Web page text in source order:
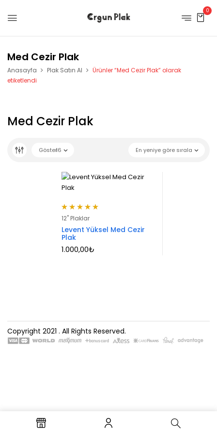
0
Med Cezir Plak
Anasayfa Plak Satın Al
Ürünler “Med Cezir Plak” olarak
etiketlendi
Med Cezir Plak
En yeniye göre sırala
Göster16
5 üzerinden
5.00 oy aldı
12" Plaklar
Levent Yüksel Med Cezir
Plak
1.000,00₺
Copyright 2021 . All Rights Reserved.